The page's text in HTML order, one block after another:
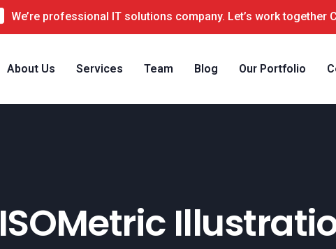
We’re professional IT solutions company. Let’s work together
About Us Services Team Blog Our Portfolio
ISOMetric